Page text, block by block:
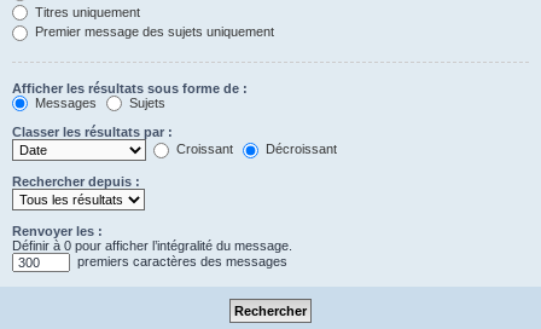
Titres uniquement
Premier message des sujets uniquement
Afficher les résultats sous forme de :
Messages
Sujets
Classer les résultats par :
Croissant
Décroissant
Rechercher depuis :
Renvoyer les :
Définir à 0 pour afficher l’intégralité du message.
premiers caractères des messages